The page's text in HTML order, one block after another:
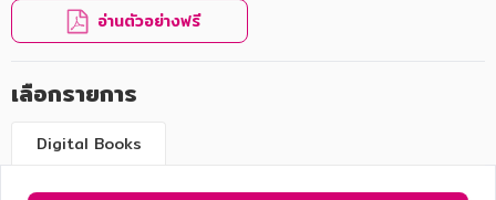
อ่านตัวอย่างฟรี
เลือกรายการ
Digital Books